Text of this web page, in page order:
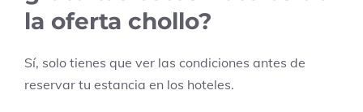
la oferta chollo?
Sí, solo tienes que ver las condiciones antes de
reservar tu estancia en los hoteles.